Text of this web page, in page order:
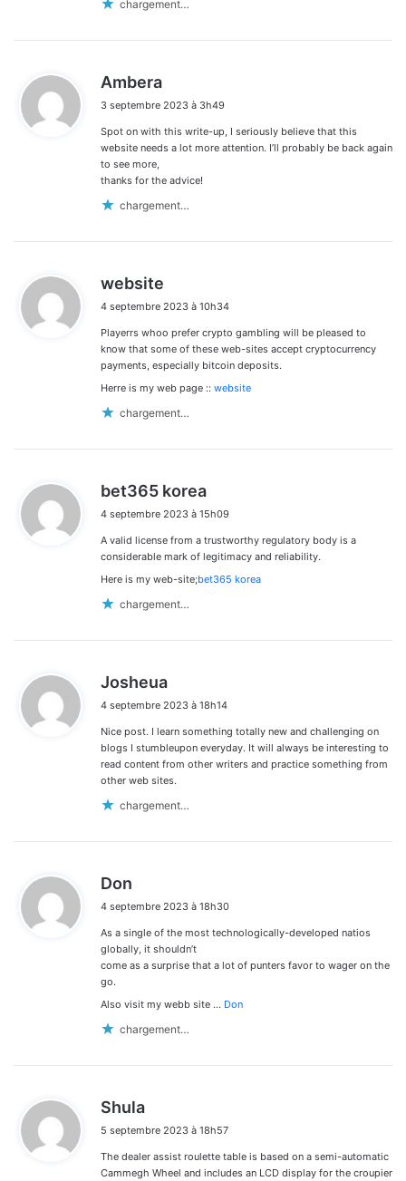
chargement…
Ambera
t
:
3 septembre 2023 à 3h49
Spot on with this write-up, I seriously believe that this
website needs a lot more attention. I’ll probably be back again
to see more,
thanks for the advice!
chargement…
website
t
:
4 septembre 2023 à 10h34
Playerrs whoo prefer crypto gambling will be pleased to
know that some of these web-sites accept cryptocurrency
payments, especially bitcoin deposits.
Herre is my web page :: website
chargement…
bet365 korea
t
:
4 septembre 2023 à 15h09
A valid license from a trustworthy regulatory body is a
considerable mark of legitimacy and reliability.
Here is my web-site;bet365 korea
chargement…
Josheua
t
:
4 septembre 2023 à 18h14
Nice post. I learn something totally new and challenging on
blogs I stumbleupon everyday. It will always be interesting to
read content from other writers and practice something from
other web sites.
chargement…
Don
t
:
4 septembre 2023 à 18h30
As a single of the most technologically-developed natios
globally, it shouldn’t
come as a surprise that a lot of punters favor to wager on the
go.
Also visit my webb site … Don
chargement…
Shula
t
:
5 septembre 2023 à 18h57
The dealer assist roulette table is based on a semi-automatic
Cammegh Wheel and includes an LCD display for the croupier